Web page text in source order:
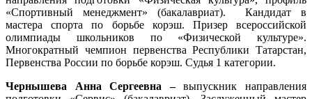
«Спортивный менеджмент» (бакалавриат). Кандидат в
мастера спорта по борьбе корэш. Призер всероссийской
олимпиады школьников по «Физической культуре».
Многократный чемпион первенства Республики Татарстан,
Первенства России по борьбе корэш. Судья 1 категории.
Чернышева Анна Сергеевна –выпускник направления